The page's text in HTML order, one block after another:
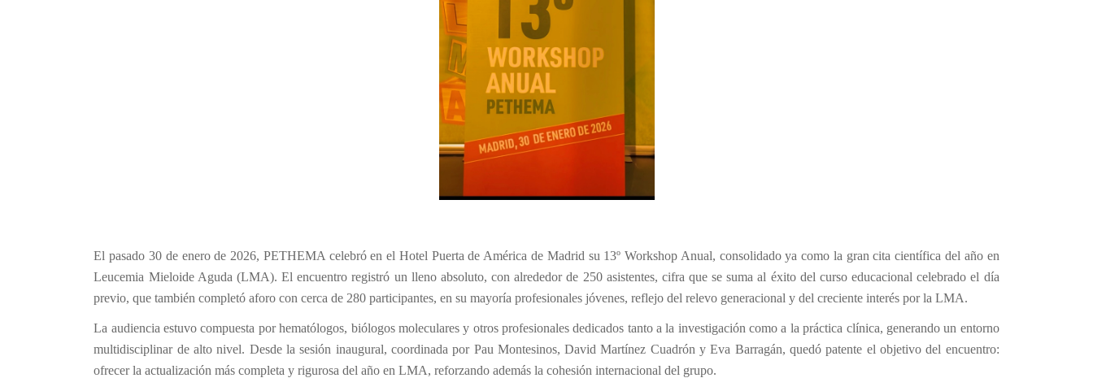
El pasado 30 de enero de 2026, PETHEMA celebró en el Hotel Puerta de América de Madrid su 13º Workshop Anual, consolidado ya como la gran cita científica del año en
Leucemia Mieloide Aguda (LMA). El encuentro registró un lleno absoluto, con alrededor de 250 asistentes, cifra que se suma al éxito del curso educacional celebrado el día
previo, que también completó aforo con cerca de 280 participantes, en su mayoría profesionales jóvenes, reflejo del relevo generacional y del creciente interés por la LMA.
La audiencia estuvo compuesta por hematólogos, biólogos moleculares y otros profesionales dedicados tanto a la investigación como a la práctica clínica, generando un entorno
multidisciplinar de alto nivel. Desde la sesión inaugural, coordinada por Pau Montesinos, David Martínez Cuadrón y Eva Barragán, quedó patente el objetivo del encuentro:
ofrecer la actualización más completa y rigurosa del año en LMA, reforzando además la cohesión internacional del grupo.